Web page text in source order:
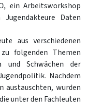
ein Arbeitsworkshop
Daten
aus verschiedenen
folgenden Themen
und Schwächen der
Nachdem
austauschten, wurden
unter den Fachleuten